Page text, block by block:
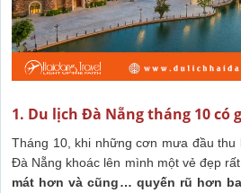
1. Du lịch Đà Nẵng tháng 10 có
Tháng 10, khi những cơn mưa đầu thu
Đà Nẵng khoác lên mình một vẻ đẹp
mát hơn và cũng… quyến rũ hơn